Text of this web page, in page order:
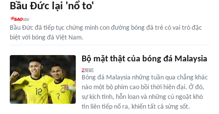
Bầu Đức lại 'nổ to'
Bầu Đức đã tiếp tục chứng minh con đường bóng đá trẻ có vai trò đặc
biệt với bóng đá Việt Nam.
Bộ mặt thật của bóng đá Malaysia
Bóng đá Malaysia những tuần qua chẳng khác
nào một bộ phim cao bồi thời hiện đại. Ở đó,
sự kịch tính, hỗn loạn và những cú ngoặt khó
tin liên tiếp nổ ra, khiến tất cả sửng sốt.